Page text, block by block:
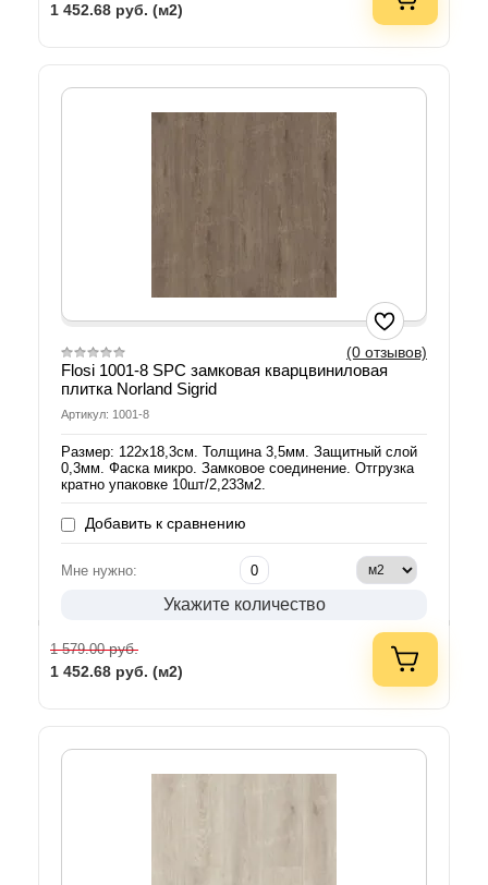
1 452.68 руб. (м2)
(0 отзывов)
Flosi 1001-8 SPC замковая кварцвиниловая
плитка Norland Sigrid
Артикул: 1001-8
Размер: 122х18,3см. Толщина 3,5мм. Защитный слой
0,3мм. Фаска микро. Замковое соединение. Отгрузка
кратно упаковке 10шт/2,233м2.
Добавить к сравнению
Мне нужно:
Укажите количество
1 579.00руб.
1 452.68 руб. (м2)